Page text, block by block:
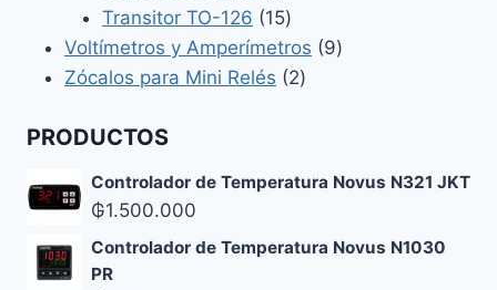
productos
Transitor TO-126 1515
productos
Voltímetros y Amperímetros 99
Zócalos para Mini Relés 22
PRODUCTOS
Controlador de Temperatura Novus N321 JKT
₲1.500.000
Controlador de Temperatura Novus N1030
PR